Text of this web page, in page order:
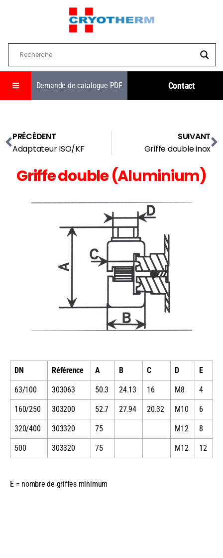
Demande de catalogue PDF Contact
PRÉCÉDENT
Adaptateur ISO/KF
SUIVANT
Griffe double inox
Griffe double (Aluminium)
DN Référence A B C D E
63/100 303063 50.3 24.13 16 M8 4
160/250 303200 52.7 27.94 20.32 M10 6
320/400 303320 75 M12 8
500 303320 75 M12 12
E = nombre de griffes minimum